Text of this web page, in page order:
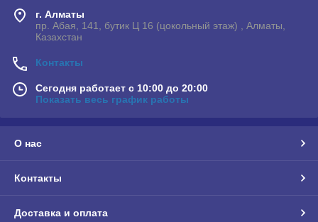
г. Алматы
пр. Абая, 141, бутик Ц 16 (цокольный этаж) , Алматы,
Казахстан
Контакты
Сегодня работает с 10:00 до 20:00
Показать весь график работы
О нас
Контакты
Доставка и оплата